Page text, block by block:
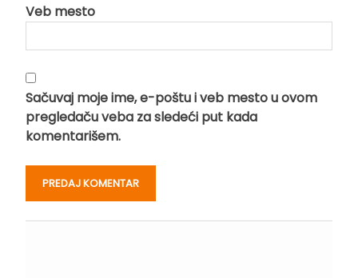
Veb mesto
Sačuvaj moje ime, e-poštu i veb mesto u ovom
pregledaču veba za sledeći put kada
komentarišem.